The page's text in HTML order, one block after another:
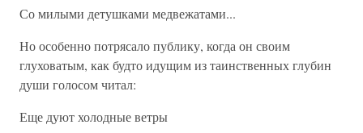
Со милыми детушками медвежатами...
Но особенно потрясало публику, когда он своим
глуховатым, как будто идущим из таинственных глубин
души голосом читал:
Еще дуют холодные ветры